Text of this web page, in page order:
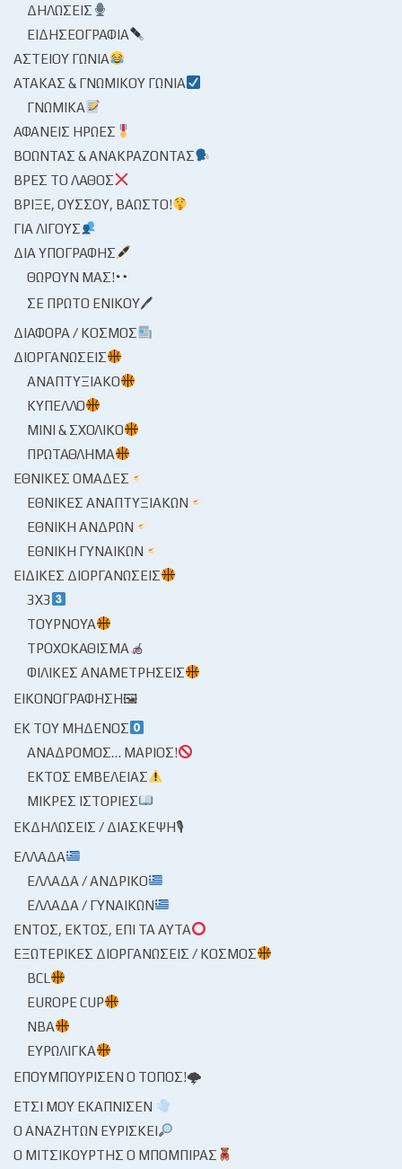
ΔΗΛΏΣΕΙΣ
ΕΙΔΗΣΕΟΓΡΑΦΊΑ
ΑΣΤΕΊΟΥ ΓΩΝΊΑ
ΑΤΆΚΑΣ & ΓΝΩΜΙΚΟΎ ΓΩΝΊΑ
ΓΝΩΜΙΚΆ
ΑΦΑΝΕΊΣ ΉΡΩΕΣ
ΒΟΏΝΤΑΣ & ΑΝΑΚΡΆΖΟΝΤΑΣ
ΒΡΕΣ ΤΟ ΛΆΘΟΣ
ΒΡΊΞΕ, ΟΎΣΣΟΥ, ΒΆΩΣΤΟ!
ΓΙΑ ΛΊΓΟΥΣ
ΔΙΑ ΥΠΟΓΡΑΦΉΣ
ΘΩΡΟΎΝ ΜΑΣ!
ΣΕ ΠΡΏΤΟ ΕΝΙΚΟΎ🖊
ΔΙΆΦΟΡΑ / ΚΌΣΜΟΣ
ΔΙΟΡΓΑΝΏΣΕΙΣ
ΑΝΑΠΤΥΞΙΑΚΌ
ΚΎΠΕΛΛΟ
ΜΊΝΙ & ΣΧΟΛΙΚΌ
ΠΡΩΤΆΘΛΗΜΑ
ΕΘΝΙΚΈΣ ΟΜΆΔΕΣ
ΕΘΝΙΚΈΣ ΑΝΑΠΤΥΞΙΑΚΏΝ
ΕΘΝΙΚΉ ΑΝΔΡΏΝ
ΕΘΝΙΚΉ ΓΥΝΑΙΚΏΝ
ΕΙΔΙΚΈΣ ΔΙΟΡΓΑΝΏΣΕΙΣ
3X3
ΤΟΥΡΝΟΥΆ
ΤΡΟΧΟΚΆΘΙΣΜΑ
ΦΙΛΙΚΈΣ ΑΝΑΜΕΤΡΉΣΕΙΣ
ΕΙΚΟΝΟΓΡΆΦΗΣΗ🖼
ΕΚ ΤΟΥ ΜΗΔΕΝΌΣ
ΑΝΆΔΡΟΜΟΣ… ΜΆΡΙΟΣ!
ΕΚΤΌΣ ΕΜΒΈΛΕΙΑΣ
ΜΙΚΡΈΣ ΙΣΤΟΡΊΕΣ
ΕΚΔΗΛΏΣΕΙΣ / ΔΙΆΣΚΕΨΗ🎙
ΕΛΛΆΔΑ
ΕΛΛΆΔΑ / ΑΝΔΡΙΚΌ
ΕΛΛΆΔΑ / ΓΥΝΑΙΚΏΝ
ΕΝΤΌΣ, ΕΚΤΌΣ, ΕΠΊ ΤΑ ΑΥΤΆ
ΕΞΩΤΕΡΙΚΈΣ ΔΙΟΡΓΑΝΏΣΕΙΣ / ΚΌΣΜΟΣ
BCL
EUROPE CUP
NBA
ΕΥΡΩΛΊΓΚΑ
ΕΠΟΥΜΠΟΎΡΙΣΕΝ Ο ΤΌΠΟΣ!🌩
ΈΤΣΙ ΜΟΥ ΕΚΆΠΝΙΣΕΝ
Ο ΑΝΑΖΗΤΏΝ ΕΥΡΊΣΚΕΙ
Ο ΜΙΤΣΙΚΟΥΡΤΉΣ Ο ΜΠΌΜΠΙΡΑΣ